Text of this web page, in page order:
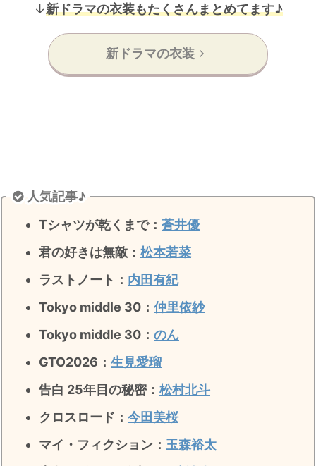
↓新ドラマの衣装もたくさんまとめてます♪
新ドラマの衣装
人気記事♪
Tシャツが乾くまで： 蒼井優
君の好きは無敵 ： 松本若菜
ラストノート ： 内田有紀
Tokyo middle 30： 仲里依紗
Tokyo middle 30： のん
GTO2026： 生見愛瑠
告白 25年目の秘密： 松村北斗
クロスロード： 今田美桜
マイ・フィクション： 玉森裕太